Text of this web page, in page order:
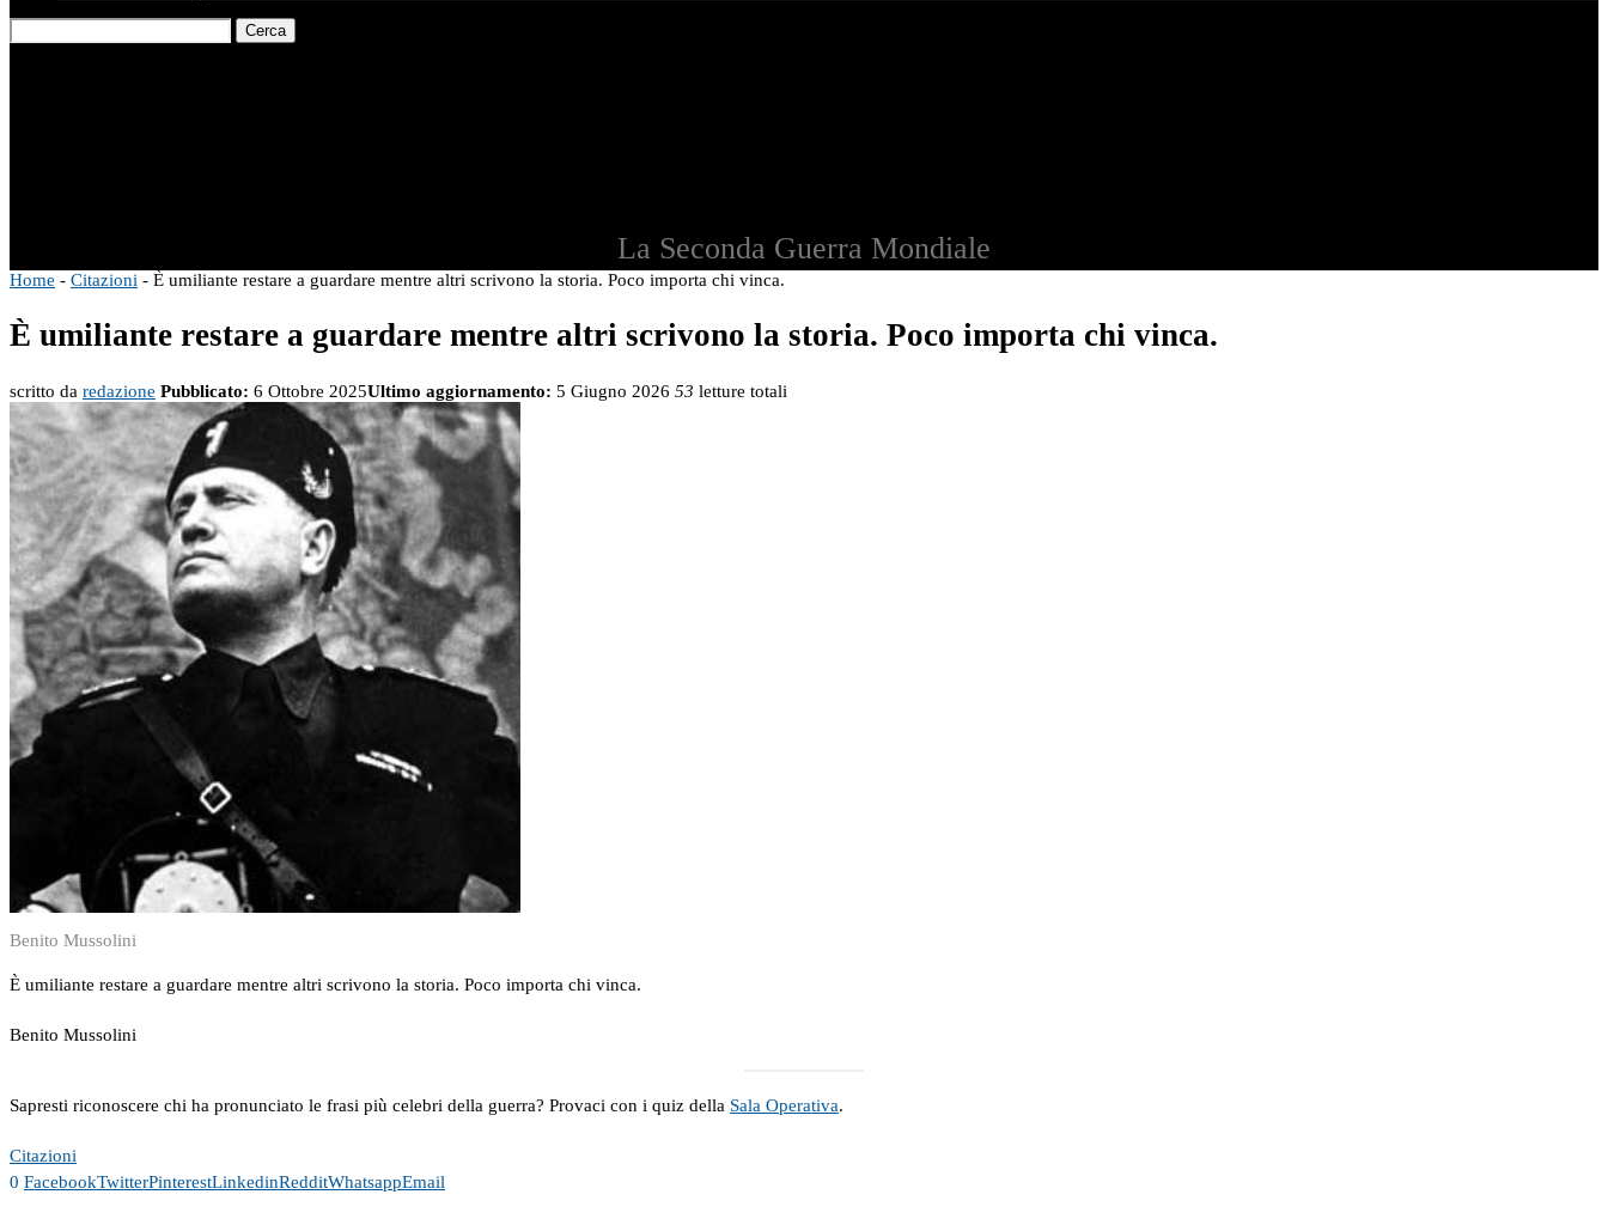
Cerca
La Seconda Guerra Mondiale
Home - Citazioni - È umiliante restare a guardare mentre altri scrivono la storia. Poco importa chi vinca.
È umiliante restare a guardare mentre altri scrivono la storia. Poco importa chi vinca.
scritto da redazione Pubblicato: 6 Ottobre 2025Ultimo aggiornamento: 5 Giugno 2026 53 letture totali
Benito Mussolini
È umiliante restare a guardare mentre altri scrivono la storia. Poco importa chi vinca.
Benito Mussolini
Sapresti riconoscere chi ha pronunciato le frasi più celebri della guerra? Provaci con i quiz della Sala Operativa.
Citazioni
0 FacebookTwitterPinterestLinkedinRedditWhatsappEmail